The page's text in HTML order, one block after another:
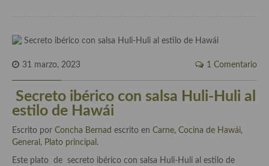
31 marzo, 2023 1 Comentario
Secreto ibérico con salsa Huli-Huli al
estilo de Hawái
Escrito por Concha Bernad escrito en Carne, Cocina de Hawái,
General , Plato principal .
Este plato de secreto ibérico con salsa Huli-Huli al estilo de